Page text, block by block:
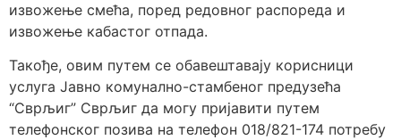
извожење смећа, поред редовног распореда и
извожење кабастог отпада.
Такође, овим путем се обавештавају корисници
услуга Јавно комунално-стамбеног предузећа
“Сврљиг” Сврљиг да могу пријавити путем
телефонског позива на телефон 018/821-174 потребу